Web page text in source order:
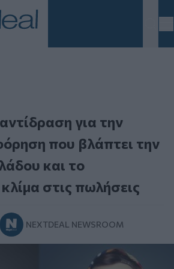
για την
που βλάπτει την
και το
στις πωλήσεις
NEXTDEAL NEWSROOM